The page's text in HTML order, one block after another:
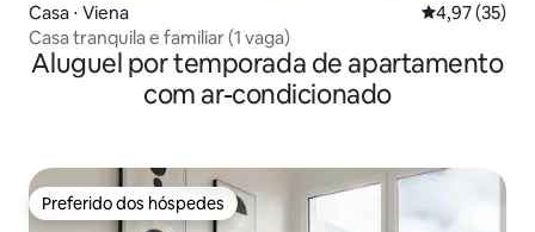
Casa ⋅ Viena 4,97 de uma
4,97 (35)
Casa tranquila e familiar (1 vaga)
Aluguel por temporada de apartamento
com ar-condicionado
Preferido dos hóspedes
Preferido dos hóspedes